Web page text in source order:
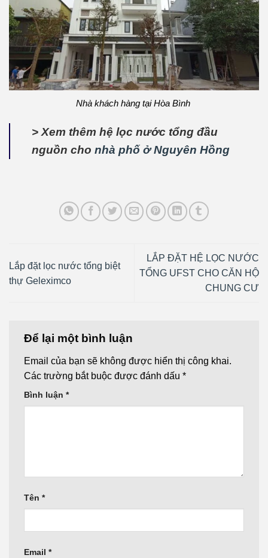
Nhà khách hàng tại Hòa Bình
> Xem thêm hệ lọc nước tổng đầu
nguồn cho nhà phố ở Nguyên Hồng
Lắp đặt lọc nước tổng biệt
thự Geleximco
LẮP ĐẶT HỆ LỌC NƯỚC
TỔNG UFST CHO CĂN HỘ
CHUNG CƯ
Để lại một bình luận
Email của bạn sẽ không được hiển thị công khai.
Các trường bắt buộc được đánh dấu *
Bình luận *
Tên *
Email *